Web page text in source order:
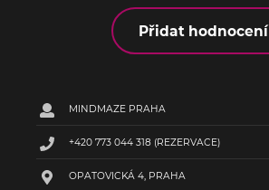
Přidat hodnocení
MINDMAZE PRAHA
+420 773 044 318 (REZERVACE)
OPATOVICKÁ 4, PRAHA